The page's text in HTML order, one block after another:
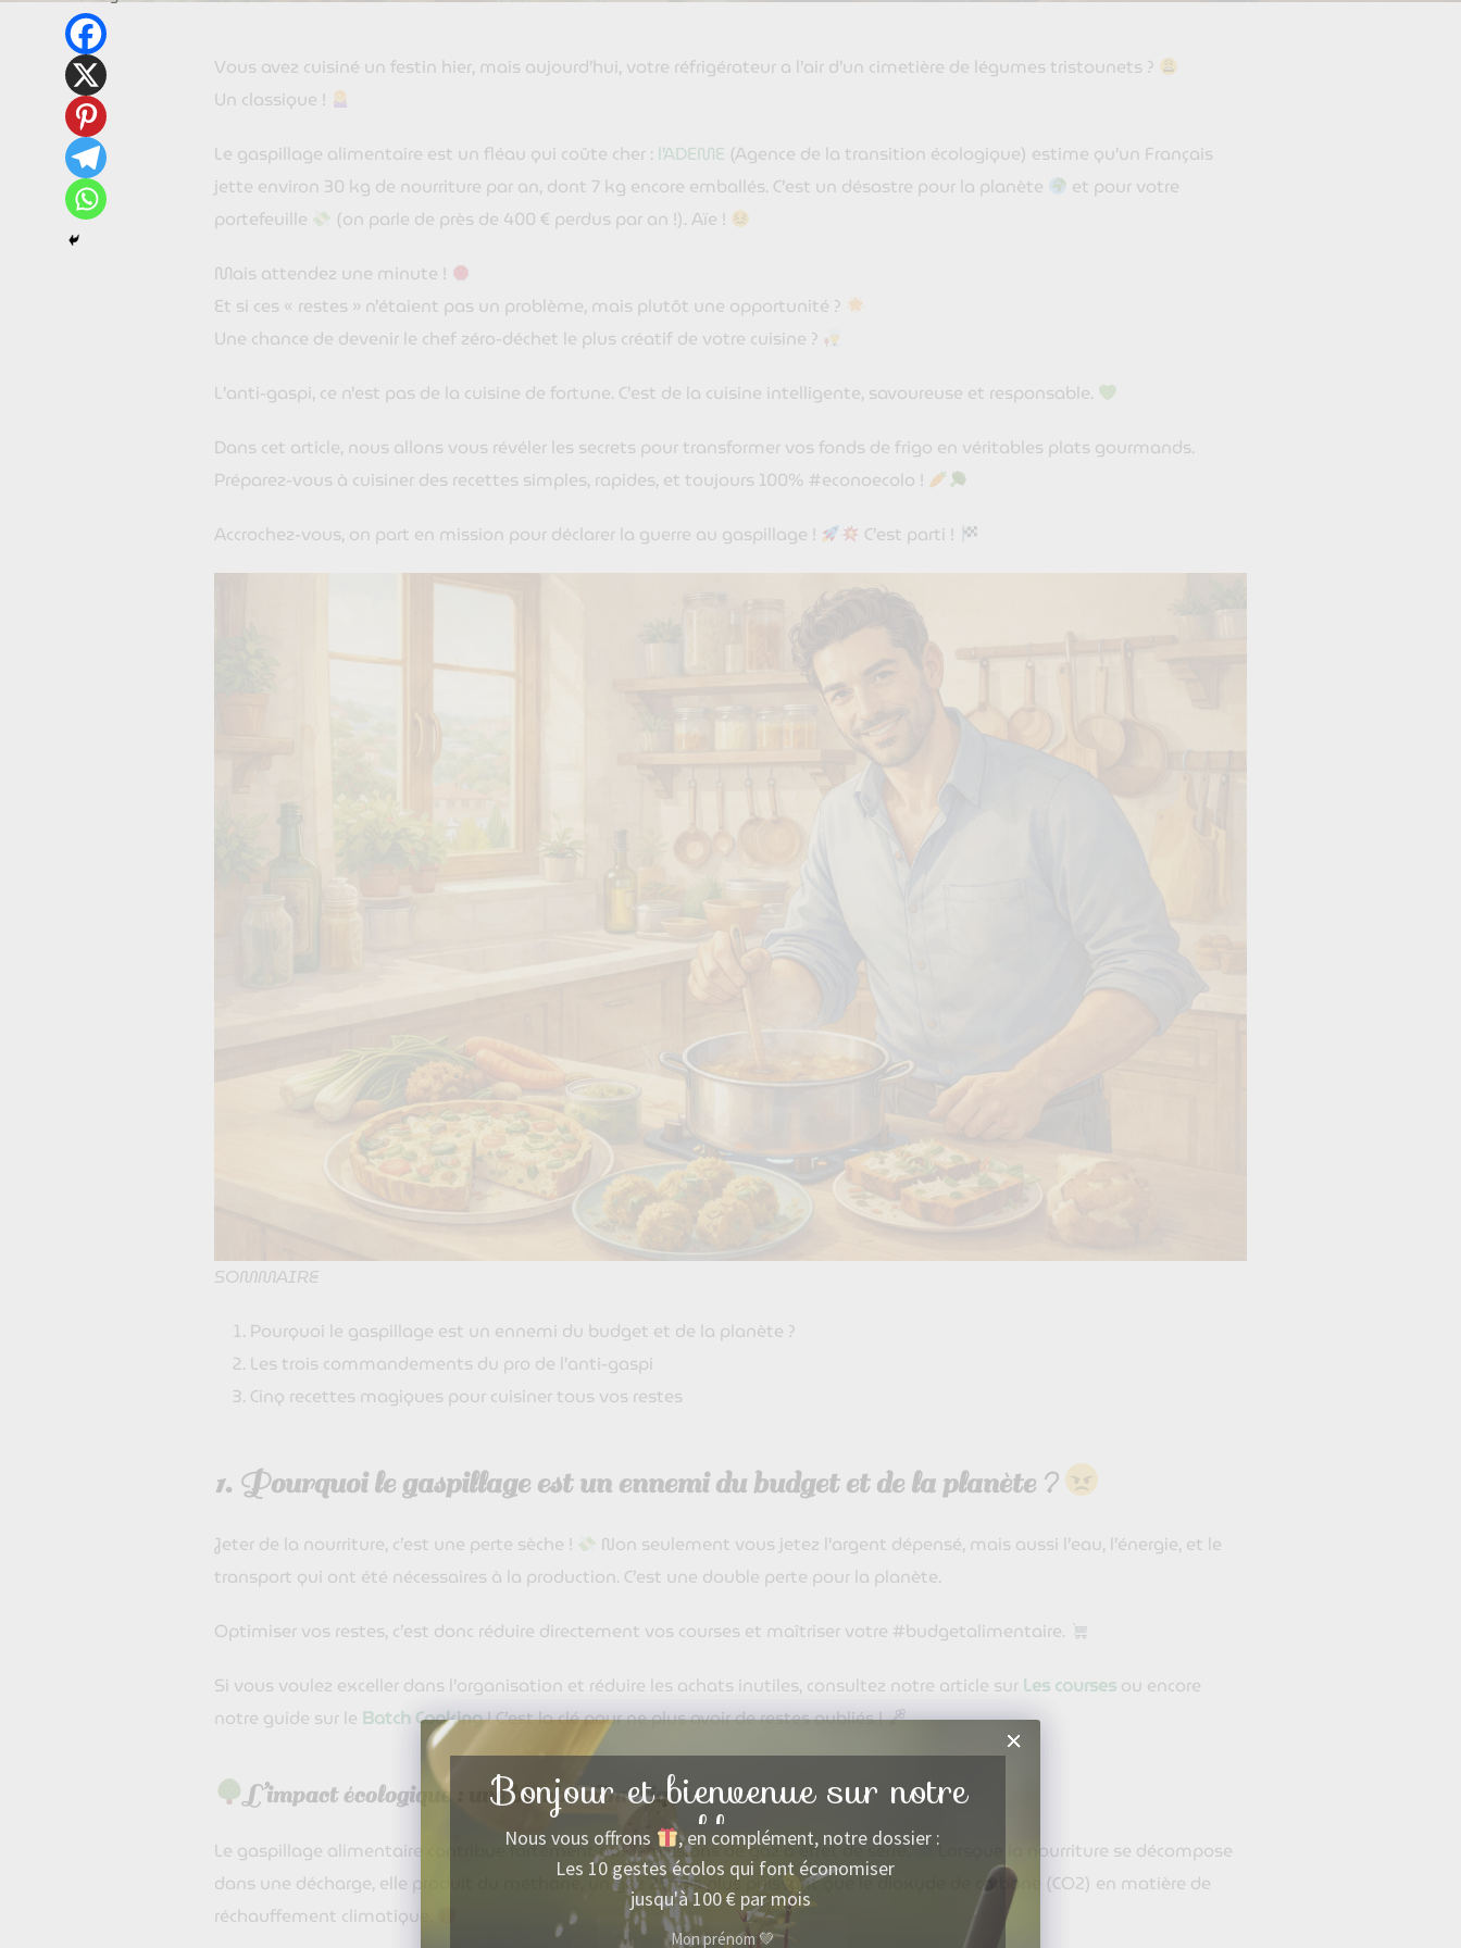
Vous avez cuisiné un festin hier, mais aujourd’hui, votre réfrigérateur a l’air d’un cimetière de légumes tristounets ?
Un classique !
Le gaspillage alimentaire est un fléau qui coûte cher : l’ADEME (Agence de la transition écologique) estime qu’un Français
jette environ 30 kg de nourriture par an, dont 7 kg encore emballés. C’est un désastre pour la planète
et pour votre
portefeuille
(on parle de près de 400 € perdus par an !). Aïe !
Mais attendez une minute !
Et si ces « restes » n’étaient pas un problème, mais plutôt une opportunité ?
Une chance de devenir le chef zéro-déchet le plus créatif de votre cuisine ?
L’anti-gaspi, ce n’est pas de la cuisine de fortune. C’est de la cuisine intelligente, savoureuse et responsable.
Dans cet article, nous allons vous révéler les secrets pour transformer vos fonds de frigo en véritables plats gourmands.
Préparez-vous à cuisiner des recettes simples, rapides, et toujours 100% #econoecolo !
Accrochez-vous, on part en mission pour déclarer la guerre au gaspillage !
C’est parti !
SOMMAIRE
Pourquoi le gaspillage est un ennemi du budget et de la planète ?
Les trois commandements du pro de l’anti-gaspi
Cinq recettes magiques pour cuisiner tous vos restes
1. Pourquoi le gaspillage est un ennemi du budget et de la planète ?
Jeter de la nourriture, c’est une perte sèche !
Non seulement vous jetez l’argent dépensé, mais aussi l’eau, l’énergie, et le
transport qui ont été nécessaires à la production. C’est une double perte pour la planète.
Optimiser vos restes, c’est donc réduire directement vos courses et maîtriser votre #budgetalimentaire.
Si vous voulez exceller dans l’organisation et réduire les achats inutiles, consultez notre article sur Les courses ou encore
notre guide sur le Batch Cooking! C’est la clé pour ne plus avoir de restes oubliés !
L’impact écologique : une bombe climatique
Le gaspillage alimentaire contribue fortement aux émissions de gaz à effet de serre.
Lorsque la nourriture se décompose
dans une décharge, elle produit du méthane, un gaz 25 fois plus puissant que le dioxyde de carbone (CO2) en matière de
réchauffement climatique.
Bonjour et bienvenue sur notre
blog
Nous vous offrons
, en complément, notre dossier :
Les 10 gestes écolos qui font économiser
jusqu'à 100 € par mois
Mon prénom